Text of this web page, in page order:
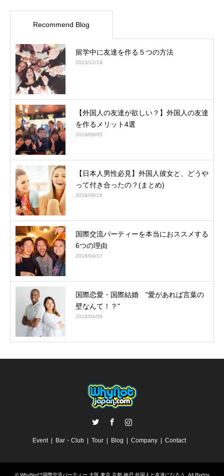
Recommend Blog
留学中に友達を作る５つの方法
2023/12/19
【外国人の友達が欲しい？】外国人の友達
を作るメリット4選
2019/09/05
【日本人男性必見】外国人彼女と、どうや
って付き合ったの？(まとめ)
2018/06/16
国際交流パーティーを本当におススメする
6つの理由
2018/04/17
国際恋愛・国際結婚 "愛があれば言葉の
壁なんて！？"
2018/04/09
Event Bar・Club Tour Blog Company Contact